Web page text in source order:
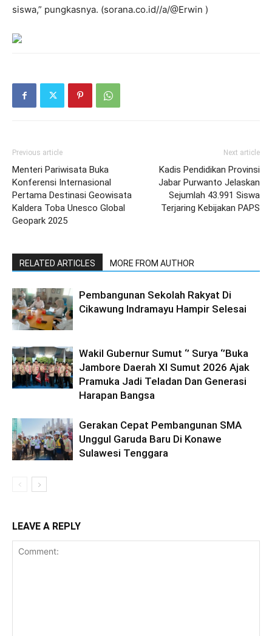
siswa,” pungkasnya. (sorana.co.id//a/@Erwin )
Previous article
Menteri Pariwisata Buka
Konferensi Internasional
Pertama Destinasi Geowisata
Kaldera Toba Unesco Global
Geopark 2025
Next article
Kadis Pendidikan Provinsi
Jabar Purwanto Jelaskan
Sejumlah 43.991 Siswa
Terjaring Kebijakan PAPS
RELATED ARTICLES MORE FROM AUTHOR
Pembangunan Sekolah Rakyat Di
Cikawung Indramayu Hampir Selesai
Wakil Gubernur Sumut ‘’ Surya ‘’Buka
Jambore Daerah XI Sumut 2026 Ajak
Pramuka Jadi Teladan Dan Generasi
Harapan Bangsa
Gerakan Cepat Pembangunan SMA
Unggul Garuda Baru Di Konawe
Sulawesi Tenggara
LEAVE A REPLY